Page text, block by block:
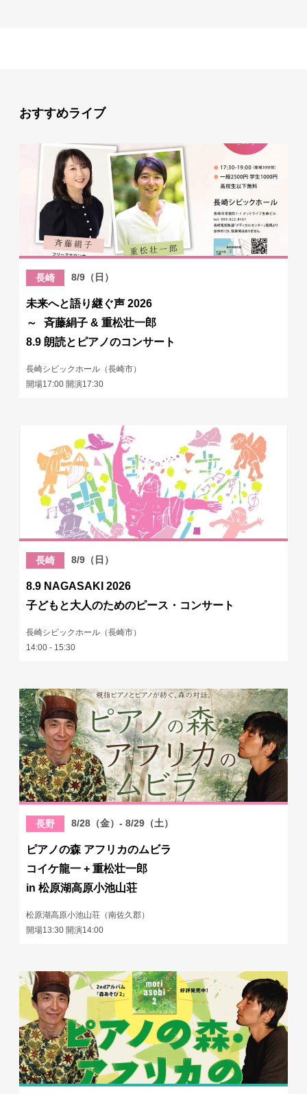
おすすめライブ
長崎 8/9（日）
未来へと語り継ぐ声 2026
～ 斉藤絹子 & 重松壮一郎
8.9 朗読とピアノのコンサート
長崎シビックホール（長崎市）
開場17:00 開演17:30
長崎 8/9（日）
8.9 NAGASAKI 2026
子どもと大人のためのピース・コンサート
長崎シビックホール（長崎市）
14:00 - 15:30
長野 8/28（金）- 8/29（土）
ピアノの森 アフリカのムビラ
コイケ龍一 + 重松壮一郎
in 松原湖高原小池山荘
松原湖高原小池山荘（南佐久郡）
開場13:30 開演14:00